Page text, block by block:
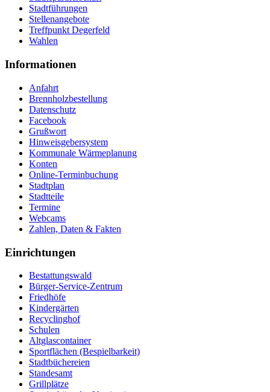
Stadtführungen
Stellenangebote
Treffpunkt Degerfeld
Wahlen
Informationen
Anfahrt
Brennholzbestellung
Datenschutz
Facebook
Grußwort
Hinweisgebersystem
Kommunale Wärmeplanung
Konten
Online-Terminbuchung
Stadtplan
Stadtteile
Termine
Webcams
Zahlen, Daten & Fakten
Einrichtungen
Bestattungswald
Bürger-Service-Zentrum
Friedhöfe
Kindergärten
Recyclinghof
Schulen
Altglascontainer
Sportflächen (Bespielbarkeit)
Stadtbüchereien
Standesamt
Grillplätze